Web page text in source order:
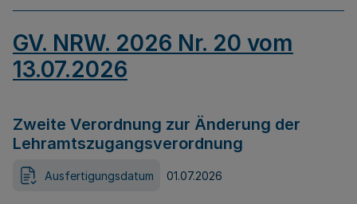
GV. NRW. 2026 Nr. 20 vom
13.07.2026
Zweite Verordnung zur Änderung der
Lehramtszugangsverordnung
Ausfertigungsdatum 01.07.2026